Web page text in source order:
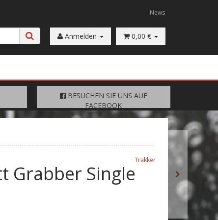
News
Anmelden 0,00 €
BESUCHEN SIE UNS AUF
FACEBOOK
BESUCHEN SIE UNS AUF
FACEBOOK
Trakker
Grabber Single